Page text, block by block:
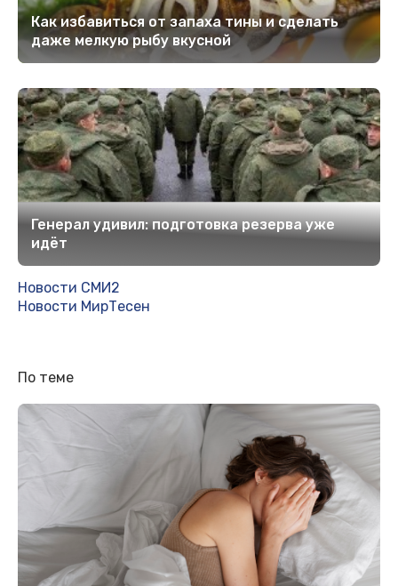
Как избавиться от запаха тины и сделать
даже мелкую рыбу вкусной
Генерал удивил: подготовка резерва уже
идёт
Новости СМИ2
Новости МирТесен
По теме